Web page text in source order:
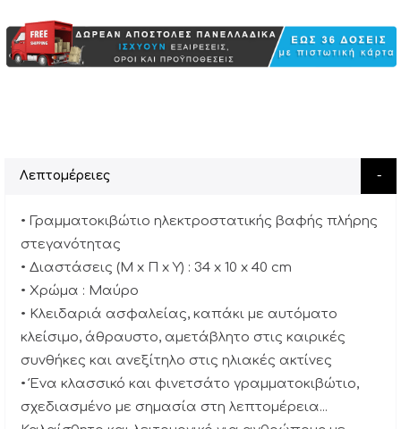
Λεπτομέρειες
• Γραμματοκιβώτιο ηλεκτροστατικής βαφής πλήρης
στεγανότητας
• Διαστάσεις (M x Π x Y) : 34 x 10 x 40 cm
• Xρώμα : Μαύρο
• Κλειδαριά ασφαλείας, καπάκι με αυτόματο
κλείσιμο, άθραυστο, αμετάβλητο στις καιρικές
συνθήκες και ανεξίτηλο στις ηλιακές ακτίνες
• Ένα κλασσικό και φινετσάτο γραμματοκιβώτιο,
σχεδιασμένο με σημασία στη λεπτομέρεια...